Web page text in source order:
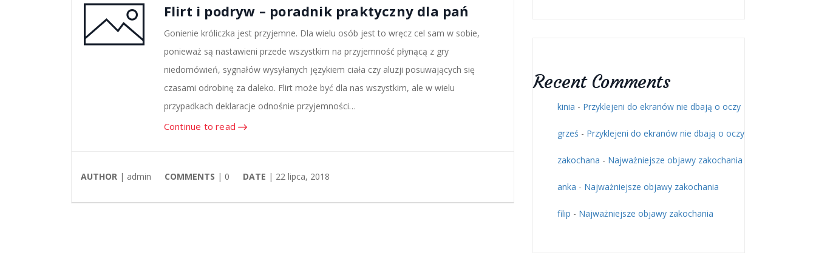
Flirt i podryw – poradnik praktyczny dla pań
Gonienie króliczka jest przyjemne. Dla wielu osób jest to wręcz cel sam w sobie,
ponieważ są nastawieni przede wszystkim na przyjemność płynącą z gry
niedomówień, sygnałów wysyłanych językiem ciała czy aluzji posuwających się
czasami odrobinę za daleko. Flirt może być dla nas wszystkim, ale w wielu
przypadkach deklaracje odnośnie przyjemności…
Continue to read
AUTHOR | admin COMMENTS | 0 DATE | 22 lipca, 2018
Recent Comments
kinia - Przyklejeni do ekranów nie dbają o oczy
grześ - Przyklejeni do ekranów nie dbają o oczy
zakochana - Najważniejsze objawy zakochania
anka - Najważniejsze objawy zakochania
filip - Najważniejsze objawy zakochania